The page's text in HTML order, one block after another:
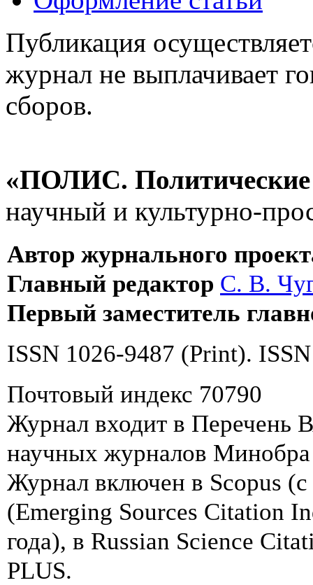
Публикация
журнал не выплачивает
сборов.
«ПОЛИС. Политические
научный и культурно-
Автор журнального
Главный редактор С. В.
Первый заместитель
ISSN 1026-9487 (Print).
Почтовый индекс 70790
Журнал входит в Перечень
научных журналов
Журнал включен в Scopus
(Emerging Sources Citation
года), в Russian Science
PLUS.